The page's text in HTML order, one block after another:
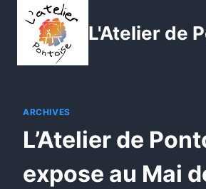
contenu
L'Atelier de
ARCHIVES
L’Atelier de
expose au Mai